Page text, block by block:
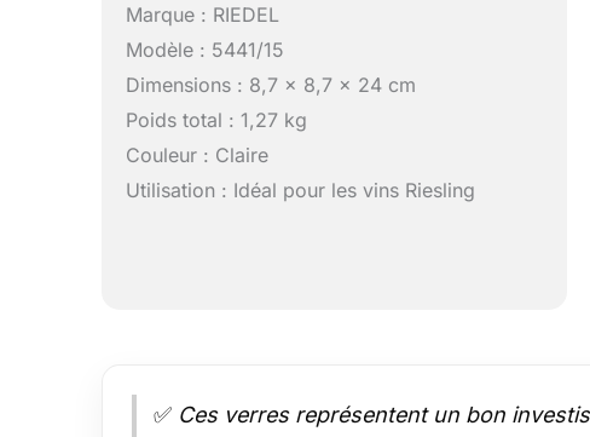
Marque : RIEDEL
Modèle : 5441/15
Dimensions : 8,7 x 8,7 x 24 cm
Poids total : 1,27 kg
Couleur : Claire
Utilisation : Idéal pour les vins Riesling
✅ Ces verres représentent un bon